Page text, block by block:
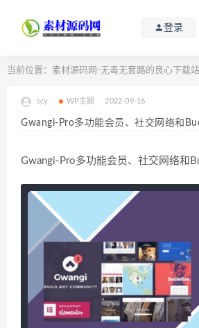
登录
当前位置： 素材源码网-无毒无套路的良心下载站
scy WP主题 2022-09-16
Gwangi-Pro多功能会员、社交网络和
Gwangi-Pro多功能会员、社交网络和